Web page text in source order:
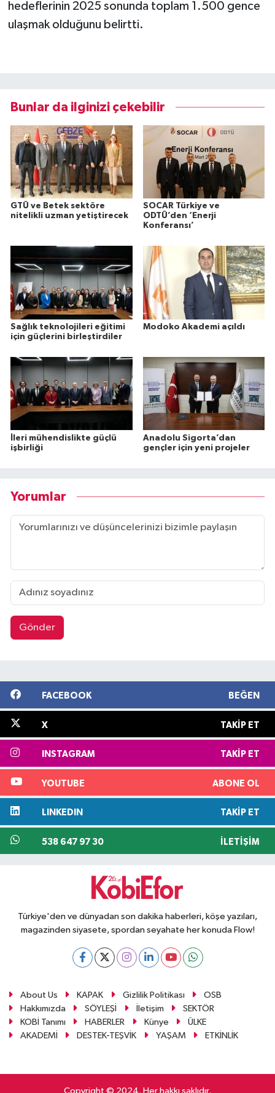
hedeflerinin 2025 sonunda toplam 1.500 gence
ulaşmak olduğunu belirtti.
Bunlar da ilginizi çekebilir
GTÜ ve Betek sektöre
nitelikli uzman yetiştirecek
SOCAR Türkiye ve
ODTÜ’den ‘Enerji
Konferansı’
Sağlık teknolojileri eğitimi
için güçlerini birleştirdiler
Modoko Akademi açıldı
İleri mühendislikte güçlü
işbirliği
Anadolu Sigorta’dan
gençler için yeni projeler
Yorumlar
Gönder
FACEBOOK BEĞEN
X TAKIP ET
INSTAGRAM TAKIP ET
YOUTUBE ABONE OL
LINKEDIN TAKIP ET
538 647 97 30 İLETIŞIM
Türkiye'den ve dünyadan son dakika haberleri, köşe yazıları,
magazinden siyasete, spordan seyahate her konuda Flow!
About Us KAPAK Gizlilik Politikası
OSB
Hakkımızda
SÖYLEŞİ İletişim
SEKTÖR
KOBİ Tanımı
HABERLER Künye
ÜLKE
AKADEMİ
DESTEK-TEŞVİK YAŞAM ETKİNLİK
Copyright © 2024. Her hakkı saklıdır.